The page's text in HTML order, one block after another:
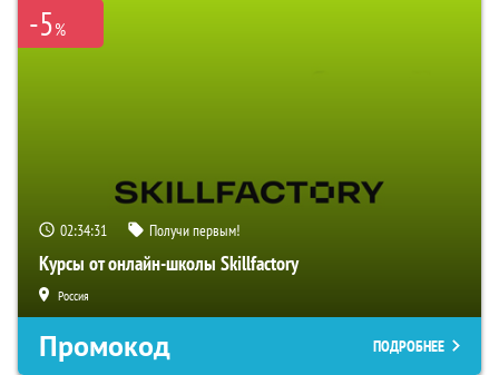
-5%
02:34:30 Получи первым!
Курсы от онлайн-школы Skillfactory
Россия
Промокод ПОДРОБНЕЕ